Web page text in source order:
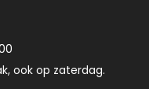
ook op zaterdag.